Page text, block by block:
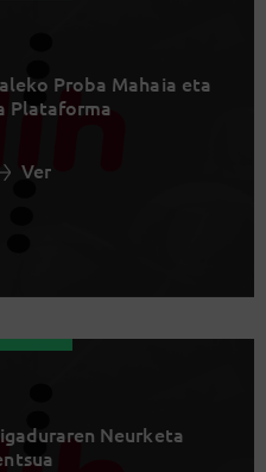
Proba Mahaia eta
Plataforma
Ver
Neurketa